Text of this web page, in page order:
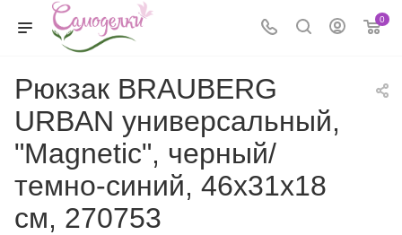
0
Рюкзак BRAUBERG
URBAN универсальный,
"Magnetic", черный/
темно-синий, 46х31х18
см, 270753